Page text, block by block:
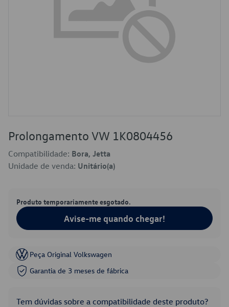
Prolongamento VW 1K0804456
Compatibilidade: Bora, Jetta
Unidade de venda: Unitário(a)
Produto temporariamente esgotado.
Avise-me quando chegar!
Peça Original Volkswagen
Garantia de 3 meses de fábrica
Tem dúvidas sobre a compatibilidade deste produto?